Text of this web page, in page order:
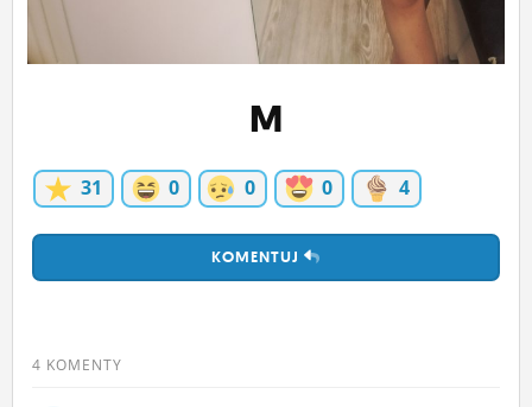
M
31 0 0 0 4
KOMENTUJ
4 KOMENTY